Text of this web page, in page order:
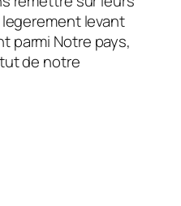
levant
parmi Notre pays,
de notre